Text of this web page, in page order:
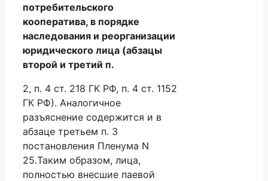
потребительского
кооператива, в порядке
наследования и реорганизации
юридического лица (абзацы
второй и третий п.
2, п. 4 ст. 218 ГК РФ, п. 4 ст. 1152
ГК РФ). Аналогичное
разъяснение содержится и в
абзаце третьем п. 3
постановления Пленума N
25.Таким образом, лица,
полностью внесшие паевой